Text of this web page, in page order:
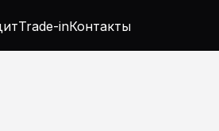
Trade-inКонтакты